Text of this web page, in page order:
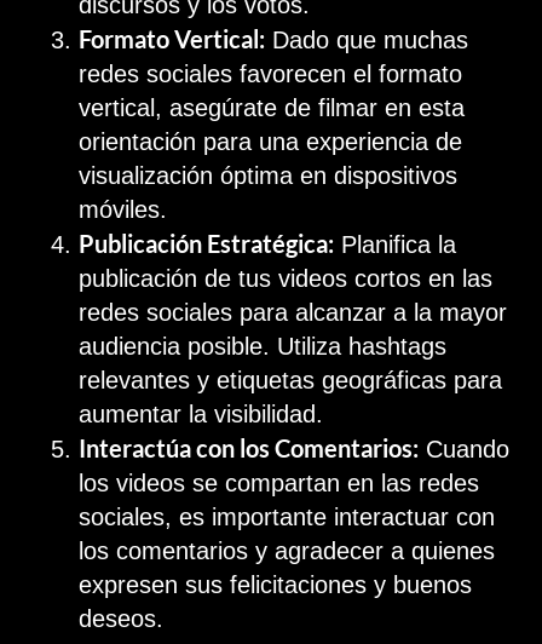
Formato Vertical: Dado que muchas
redes sociales favorecen el formato
vertical, asegúrate de filmar en esta
orientación para una experiencia de
visualización óptima en dispositivos
móviles.
Publicación Estratégica: Planifica la
publicación de tus videos cortos en las
redes sociales para alcanzar a la mayor
audiencia posible. Utiliza hashtags
relevantes y etiquetas geográficas para
aumentar la visibilidad.
Interactúa con los Comentarios: Cuando
los videos se compartan en las redes
sociales, es importante interactuar con
los comentarios y agradecer a quienes
expresen sus felicitaciones y buenos
deseos.